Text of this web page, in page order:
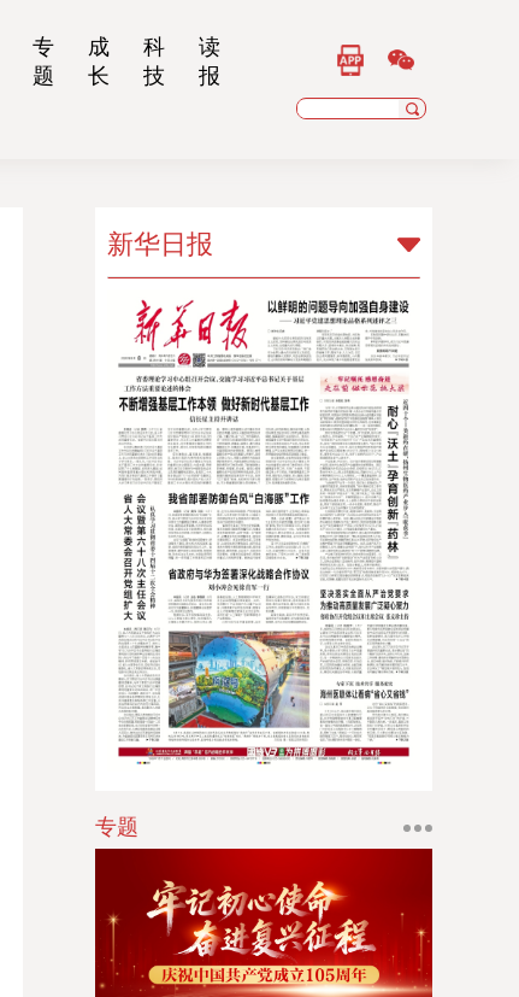
专
题
成
长
科
技
读
报
新华日报
新华日报
扬子晚报
乡村干部报
南京晨报
江苏经济报
江苏法治报
江南时报
新苏商
扬子体育报
银潮
华人时刊
专题